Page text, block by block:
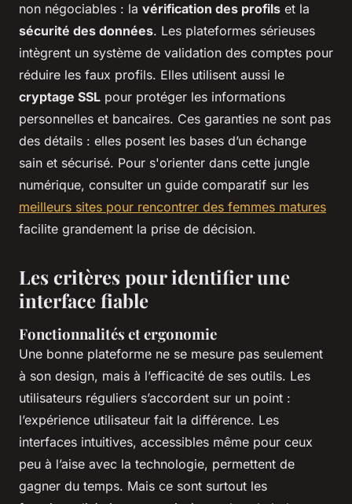
non négociables : la vérification des profils et la
sécurité des données. Les plateformes sérieuses
intègrent un système de validation des comptes pour
réduire les faux profils. Elles utilisent aussi le
cryptage SSL pour protéger les informations
personnelles et bancaires. Ces garanties ne sont pas
des détails : elles posent les bases d’un échange
sain et sécurisé. Pour s'orienter dans cette jungle
numérique, consulter un guide comparatif sur les
meilleurs sites pour rencontrer des femmes matures
facilite grandement la prise de décision.
Les critères pour identifier une
interface fiable
Fonctionnalités et ergonomie
Une bonne plateforme ne se mesure pas seulement
à son design, mais à l’efficacité de ses outils. Les
utilisateurs réguliers s’accordent sur un point :
l’expérience utilisateur fait la différence. Les
interfaces intuitives, accessibles même pour ceux
peu à l’aise avec la technologie, permettent de
gagner du temps. Mais ce sont surtout les